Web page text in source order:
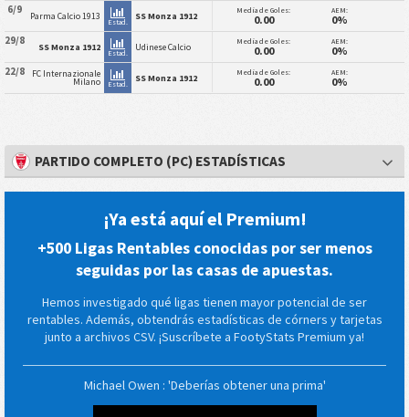
6/9 Parma Calcio 1913
Estad.
SS Monza 1912 Media de Goles:
0.00
AEM:
0%
29/8 SS Monza 1912
Estad.
Udinese Calcio Media de Goles:
0.00
AEM:
0%
22/8 FC Internazionale
Milano Estad.
SS Monza 1912 Media de Goles:
0.00
AEM:
0%
PARTIDO COMPLETO (PC) ESTADÍSTICAS
¡Ya está aquí el Premium!
+500 Ligas Rentables conocidas por ser menos
seguidas por las casas de apuestas.
Hemos investigado qué ligas tienen mayor potencial de ser
rentables. Además, obtendrás estadísticas de córners y tarjetas
junto a archivos CSV. ¡Suscríbete a FootyStats Premium ya!
Michael Owen : 'Deberías obtener una prima'